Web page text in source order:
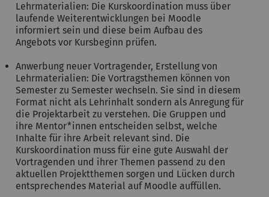
Lehrmaterialien: Die Kurskoordination muss über
laufende Weiterentwicklungen bei Moodle
informiert sein und diese beim Aufbau des
Angebots vor Kursbeginn prüfen.
Anwerbung neuer Vortragender, Erstellung von
Lehrmaterialien: Die Vortragsthemen können von
Semester zu Semester wechseln. Sie sind in diesem
Format nicht als Lehrinhalt sondern als Anregung für
die Projektarbeit zu verstehen. Die Gruppen und
ihre Mentor*innen entscheiden selbst, welche
Inhalte für ihre Arbeit relevant sind. Die
Kurskoordination muss für eine gute Auswahl der
Vortragenden und ihrer Themen passend zu den
aktuellen Projektthemen sorgen und Lücken durch
entsprechendes Material auf Moodle auffüllen.